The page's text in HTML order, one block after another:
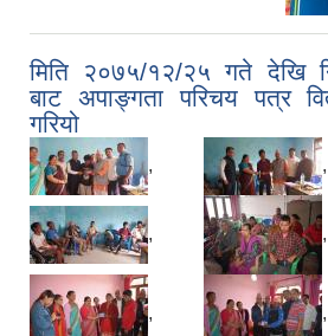
मिति २०७५/१२/२५ गते देखि
बाट अपाङ्गता परिचय पत्र
गरियो
,
,
,